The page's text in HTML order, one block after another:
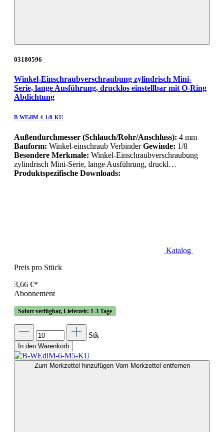
03180596
Winkel-Einschraubverschraubung zylindrisch Mini-
Serie, lange Ausführung, drucklos einstellbar mit O-Ring
Abdichtung
B-WEdlM-4-1/8-KU
Außendurchmesser (Schlauch/Rohr/Anschluss): 4 mm
Bauform: Winkel-einschraub VerbinderGewinde: 1/8
Besondere Merkmale: Winkel-Einschraubverschraubung
zylindrisch Mini-Serie, lange Ausführung, druckl…
Produktspezifische Downloads:
Katalog
Preis pro Stück
3,66 €*
Abonnement
Sofort verfügbar, Lieferzeit: 1-3 Tage
Stk
In den Warenkorb
Zum Merkzettel hinzufügen Vom Merkzettel entfernen